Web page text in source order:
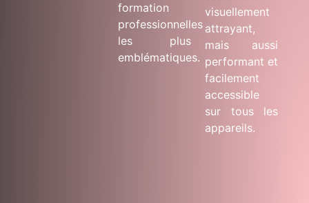
formation
professionnelles
les plus
emblématiques.
visuellement
attrayant,
mais aussi
performant et
facilement
accessible
sur tous les
appareils.